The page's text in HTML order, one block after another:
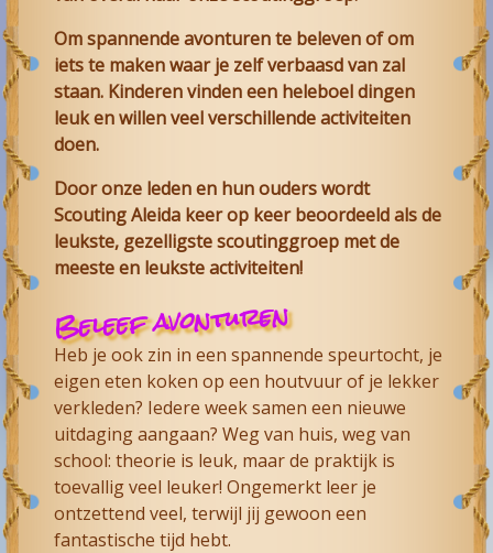
Om spannende avonturen te beleven of om
iets te maken waar je zelf verbaasd van zal
staan. Kinderen vinden een heleboel dingen
leuk en willen veel verschillende activiteiten
doen.
Door onze leden en hun ouders wordt
Scouting Aleida keer op keer beoordeeld als de
leukste, gezelligste scoutinggroep met de
meeste en leukste activiteiten!
Beleef avonturen
Heb je ook zin in een spannende speurtocht, je
eigen eten koken op een houtvuur of je lekker
verkleden? Iedere week samen een nieuwe
uitdaging aangaan? Weg van huis, weg van
school: theorie is leuk, maar de praktijk is
toevallig veel leuker! Ongemerkt leer je
ontzettend veel, terwijl jij gewoon een
fantastische tijd hebt.